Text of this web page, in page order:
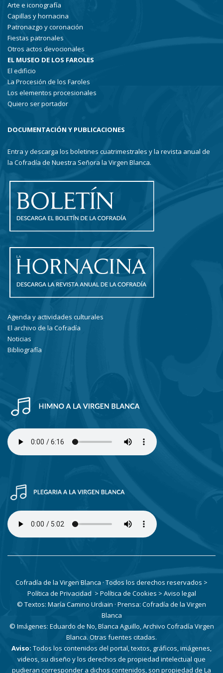
Arte e iconografía
Capillas y hornacina
Patronazgo y coronación
Fiestas patronales
Otros actos devocionales
EL MUSEO DE LOS FAROLES
El edificio
La Procesión de los Faroles
Los elementos procesionales
Quiero ser portador
DOCUMENTACIÓN Y PUBLICACIONES
Entra y descarga los boletines cuatrimestrales y la revista anual de
la Cofradía de Nuestra Señora la Virgen Blanca.
Agenda y actividades culturales
El archivo de la Cofradía
Noticias
Bibliografía
Cofradía de la Virgen Blanca · Todos los derechos reservados >
Política de Privacidad > Política de Cookies > Aviso legal
© Textos: María Camino Urdiain · Prensa: Cofradía de la Virgen
Blanca
© Imágenes: Eduardo de No, Blanca Aguillo, Archivo Cofradía Virgen
Blanca. Otras fuentes citadas.
Aviso: Todos los contenidos del portal, textos, gráficos, imágenes,
videos, su diseño y los derechos de propiedad intelectual que
pudieran corresponder a dichos contenidos, son propiedad de La